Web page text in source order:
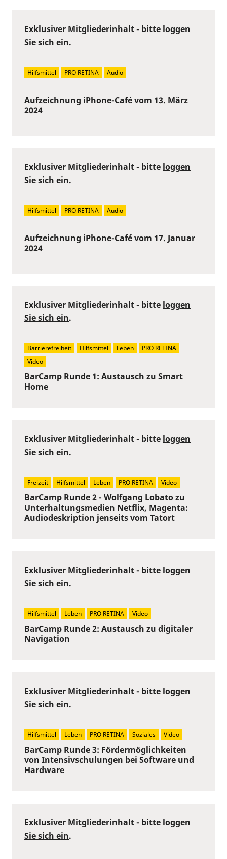
Aufzeichnung iPhone-Café vom 13. März
2024
Exklusiver Mitgliederinhalt - bitte loggen
Sie sich ein.
Hilfsmittel PRO RETINA Audio
Aufzeichnung iPhone-Café vom 17. Januar
2024
Exklusiver Mitgliederinhalt - bitte loggen
Sie sich ein.
Hilfsmittel PRO RETINA Audio
BarCamp Runde 1: Austausch zu Smart
Home
Exklusiver Mitgliederinhalt - bitte loggen
Sie sich ein.
Barrierefreiheit Hilfsmittel Leben
PRO RETINA
Video
BarCamp Runde 2 - Wolfgang Lobato zu
Unterhaltungsmedien Netflix, Magenta:
Audiodeskription jenseits vom Tatort
Exklusiver Mitgliederinhalt - bitte loggen
Sie sich ein.
Freizeit Hilfsmittel Leben PRO RETINA Video
BarCamp Runde 2: Austausch zu digitaler
Navigation
Exklusiver Mitgliederinhalt - bitte loggen
Sie sich ein.
Hilfsmittel Leben PRO RETINA Video
BarCamp Runde 3: Fördermöglichkeiten
von Intensivschulungen bei Software und
Hardware
Exklusiver Mitgliederinhalt - bitte loggen
Sie sich ein.
Hilfsmittel Leben PRO RETINA Soziales Video
Exklusiver Mitgliederinhalt - bitte loggen
Sie sich ein.